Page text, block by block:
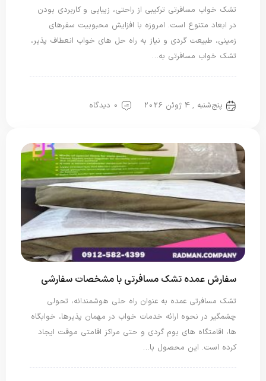
تشک خواب مسافرتی ترکیبی از راحتی، زیبایی و کاربردی بودن
در ابعاد متنوع است. امروزه با افزایش محبوبیت سفرهای
زمینی، طبیعت گردی و نیاز به راه حل های خواب انعطاف پذیر،
تشک خواب مسافرتی به…
پنج‌شنبه , 4 ژوئن 2026 0 دیدگاه
سفارش عمده تشک مسافرتی با مشخصات سفارشی
تشک مسافرتی عمده به عنوان راه حلی هوشمندانه، تحولی
چشمگیر در نحوه ارائه خدمات خواب در مهمان پذیرها، خوابگاه
ها، اقامتگاه های بوم گردی و حتی مراکز اقامتی موقت ایجاد
کرده است. این محصول با…